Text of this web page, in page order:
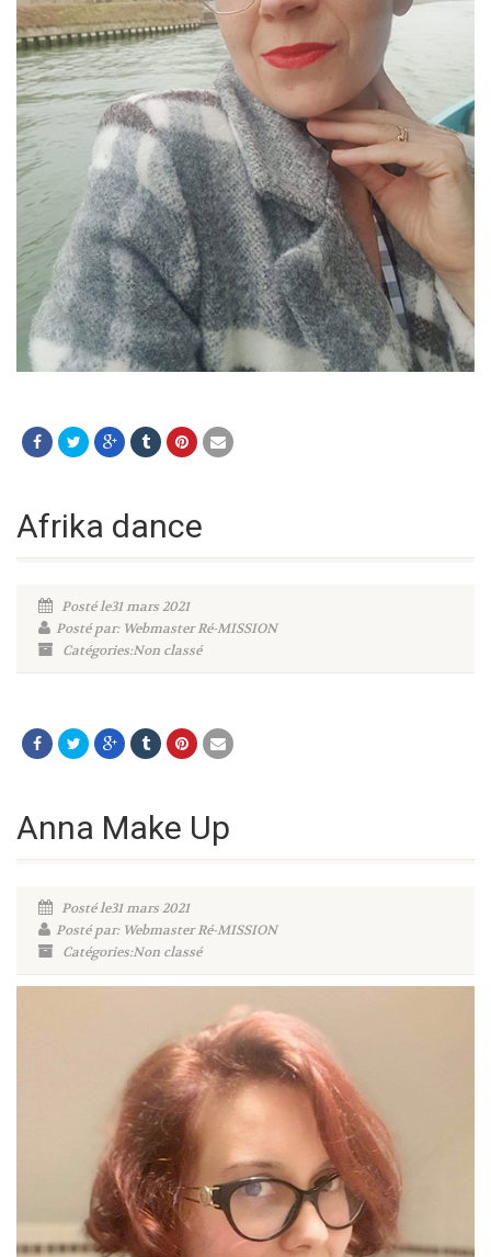
Afrika dance
Posté le31 mars 2021
Posté par: Webmaster Ré-MISSION
Catégories:Non classé
Anna Make Up
Posté le31 mars 2021
Posté par: Webmaster Ré-MISSION
Catégories:Non classé